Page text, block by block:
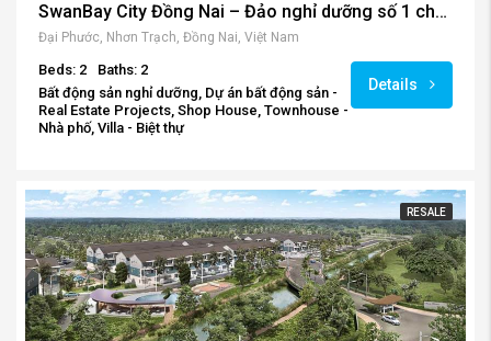
SwanBay City Đồng Nai – Đảo nghỉ dưỡng số 1 cho giới siêu giàu Thành phố.
Đại Phước, Nhơn Trạch, Đồng Nai, Việt Nam
Beds: 2
Baths: 2
Bất động sản nghỉ dưỡng, Dự án bất động sản -
Real Estate Projects, Shop House, Townhouse -
Nhà phố, Villa - Biệt thự
Details
RESALE